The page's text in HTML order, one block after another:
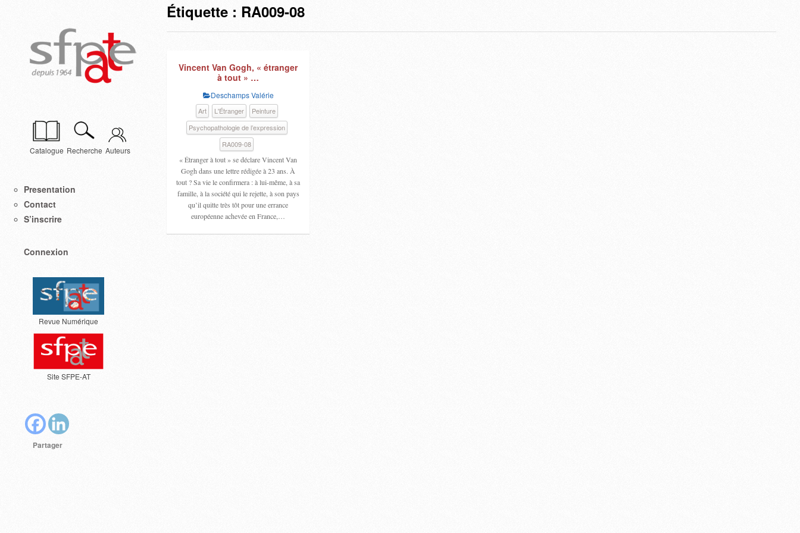
Catalogue Recherche Auteurs
Presentation
Contact
S’inscrire
Connexion
Revue Numérique
Site SFPE-AT
Partager
Étiquette : RA009-08
Vincent Van Gogh, « étranger
à tout » …
Deschamps Valérie
Art L'Étranger
Peinture
Psychopathologie de l’expression
RA009-08
« Étranger à tout » se déclare Vincent Van
Gogh dans une lettre rédigée à 23 ans. À
tout ? Sa vie le confirmera : à lui-même, à sa
famille, à la société qui le rejette, à son pays
qu’il quitte très tôt pour une errance
européenne achevée en France,…